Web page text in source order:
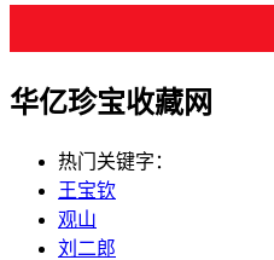
华亿珍宝收藏网
热门关键字：
王宝钦
观山
刘二郎